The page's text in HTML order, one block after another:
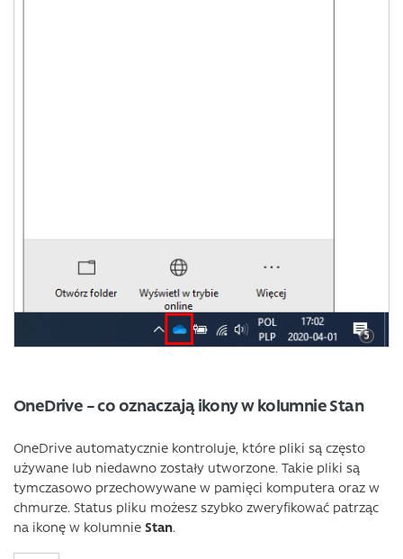
OneDrive – co oznaczają ikony w kolumnie Stan
OneDrive automatycznie kontroluje, które pliki są często
używane lub niedawno zostały utworzone. Takie pliki są
tymczasowo przechowywane w pamięci komputera oraz w
chmurze. Status pliku możesz szybko zweryfikować patrząc
na ikonę w kolumnie Stan.